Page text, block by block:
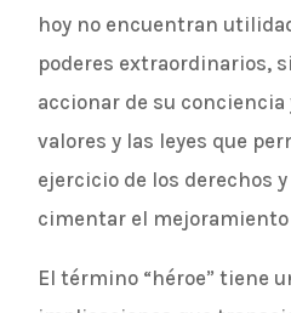
hoy no encuentran
poderes extraordinarios,
accionar de su conciencia
valores y las leyes que
ejercicio de los derechos
cimentar el mejoramiento
El término “héroe” tiene